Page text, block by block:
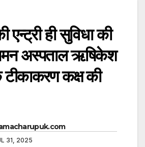
एन्ट्री ही सुविधा की
अस्पताल ऋषिकेश
कक्ष की
31, 2025